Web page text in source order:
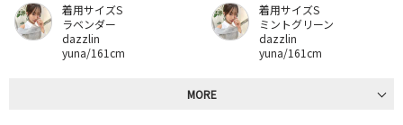
着用サイズS
ラベンダー
dazzlin
yuna/161cm
着用サイズS
ミントグリーン
dazzlin
yuna/161cm
MORE